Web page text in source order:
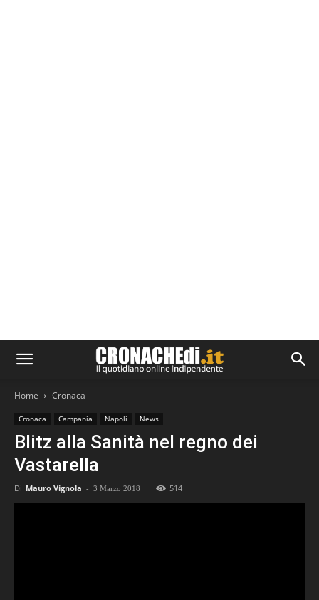
Home Cronaca
Cronaca Campania Napoli News
Blitz alla Sanità nel regno dei
Vastarella
Di Mauro Vignola - 3 Marzo 2018 514